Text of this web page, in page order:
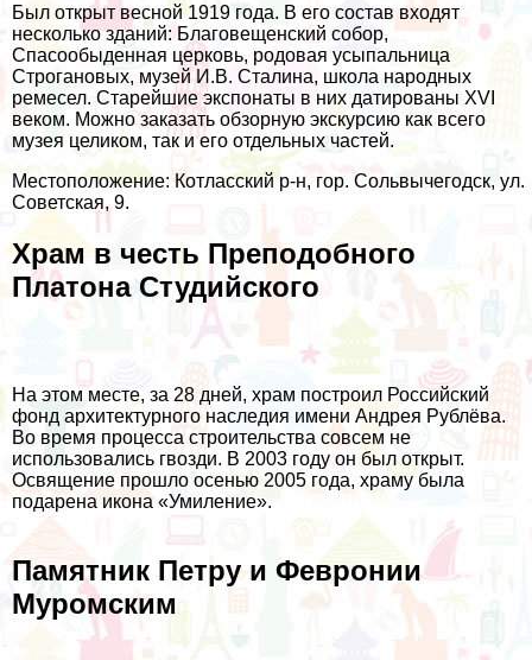
Был открыт весной 1919 года. В его состав входят
несколько зданий: Благовещенский собор,
Спасообыденная церковь, родовая усыпальница
Строгановых, музей И.В. Сталина, школа народных
ремесел. Старейшие экспонаты в них датированы XVI
веком. Можно заказать обзорную экскурсию как всего
музея целиком, так и его отдельных частей.
Местоположение: Котласский р-н, гор. Сольвычегодск, ул.
Советская, 9.
Храм в честь Преподобного
Платона Студийского
На этом месте, за 28 дней, храм построил Российский
фонд архитектурного наследия имени Андрея Рублёва.
Во время процесса строительства совсем не
использовались гвозди. В 2003 году он был открыт.
Освящение прошло осенью 2005 года, храму была
подарена икона «Умиление».
Памятник Петру и Февронии
Муромским